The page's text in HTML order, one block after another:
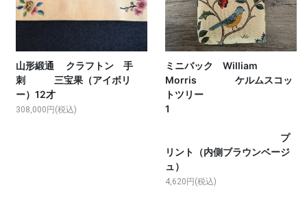
山形緞通 クラフトン 手
刺 三宝果（アイボリ
ー）12才
308,000円(税込)
ミニバック William
Morris ケルムスコッ
トツリー
1
プ
リント（内側ブラウンベージ
ュ）
4,620円(税込)